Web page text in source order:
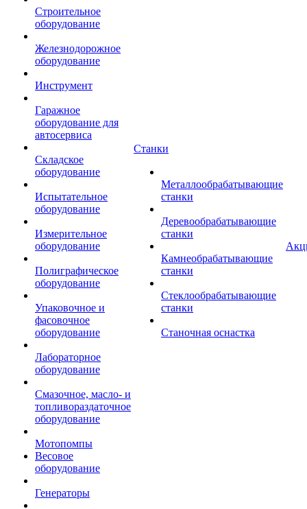
Строительное
оборудование
Железнодорожное
оборудование
Инструмент
Гаражное
оборудование для
автосервиса
Складское
оборудование
Испытательное
оборудование
Измерительное
оборудование
Полиграфическое
оборудование
Упаковочное и
фасовочное
оборудование
Лабораторное
оборудование
Смазочное, масло- и
топливораздаточное
оборудование
Мотопомпы
Весовое
оборудование
Генераторы
Станки
Металлообрабатывающие
станки
Деревообрабатывающие
станки
Камнеобрабатывающие
станки
Стеклообрабатывающие
станки
Станочная оснастка